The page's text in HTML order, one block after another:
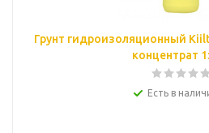
Грунт гидроизоляционный
концентрат
Есть в